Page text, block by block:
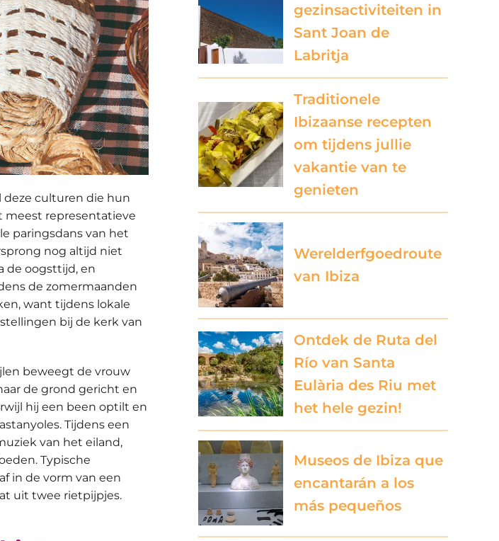
deze culturen die hun
meest representatieve
paringsdans van het
nog altijd niet
de oogsttijd, en
de zomermaanden
want tijdens lokale
bij de kerk van
beweegt de vrouw
de grond gericht en
hij een been optilt en
Tijdens een
van het eiland,
Typische
in de vorm van een
uit twee rietpijpjes.
gezinsactiviteiten in
Sant Joan de
Labritja
Traditionele
Ibizaanse recepten
om tijdens jullie
vakantie van te
genieten
Werelderfgoedroute
van Ibiza
Ontdek de Ruta del
Río van Santa
Eulària des Riu met
het hele gezin!
Museos de Ibiza que
encantarán a los
más pequeños